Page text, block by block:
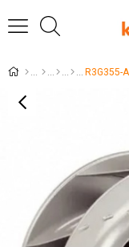
R3G355-